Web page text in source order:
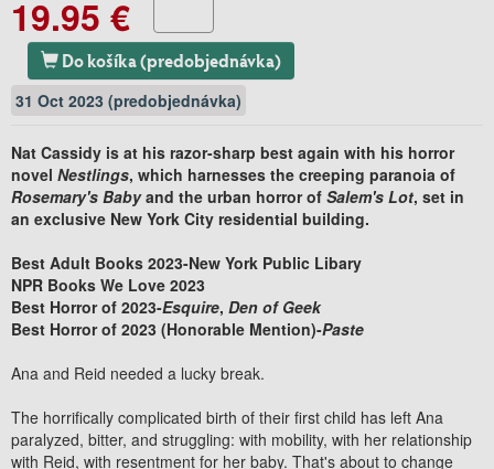
19.95 €
Do košíka (predobjednávka)
31 Oct 2023 (predobjednávka)
Nat Cassidy is at his razor-sharp best again with his horror
novel Nestlings, which harnesses the creeping paranoia of
Rosemary's Babyand the urban horror of Salem's Lot, set in
an exclusive New York City residential building.
Best Adult Books 2023-New York Public Libary
NPR Books We Love 2023
Best Horror of 2023-Esquire, Den of Geek
Best Horror of 2023 (Honorable Mention)-Paste
Ana and Reid needed a lucky break.
The horrifically complicated birth of their first child has left Ana
paralyzed, bitter, and struggling: with mobility, with her relationship
with Reid, with resentment for her baby. That's about to change